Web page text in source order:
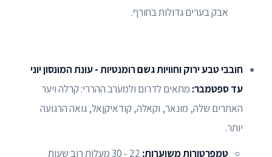
אבק בערים גדולות בחורף.
חובבי טבע ירוק וחוויות גשם רומנטיות - עונת המונסון יוני
עד ספטמבר: מתאים לדרום ולמערב ההררי: קרלה ויער
האתרים שלה, מונאר, וקאלה, קודאיקןאל, גואה הרגועה
יותר.
טמפרטורות משוערות:
22 - 30 מעלות רוב שעות